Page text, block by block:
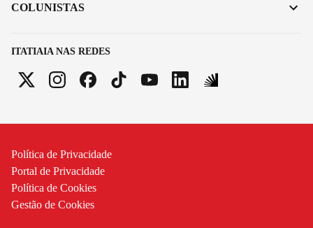
ITATIAIA NAS REDES
COLUNISTAS
Política de Privacidade
Portal de Privacidade
Política de Cookies
Gestão de Cookies